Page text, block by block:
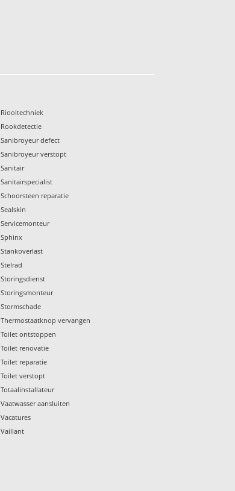
Riooltechniek
Rookdetectie
Sanibroyeur defect
Sanibroyeur verstopt
Sanitair
Sanitairspecialist
Schoorsteen reparatie
Sealskin
Servicemonteur
Sphinx
Stankoverlast
Stelrad
Storingsdienst
Storingsmonteur
Stormschade
Thermostaatknop vervangen
Toilet ontstoppen
Toilet renovatie
Toilet reparatie
Toilet verstopt
Totaalinstallateur
Vaatwasser aansluiten
Vacatures
Vaillant